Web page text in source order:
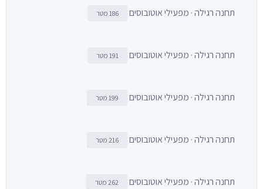
תחנה רגילה · מפעילי אוטובוסים 186 מטר
תחנה רגילה · מפעילי אוטובוסים 191 מטר
תחנה רגילה · מפעילי אוטובוסים 199 מטר
תחנה רגילה · מפעילי אוטובוסים 216 מטר
תחנה רגילה · מפעילי אוטובוסים 262 מטר